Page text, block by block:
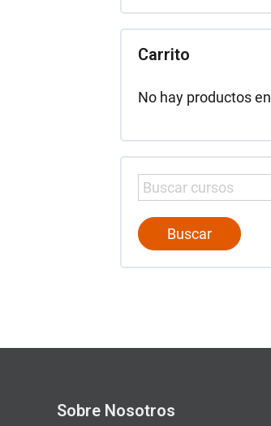
Carrito
No hay productos
Sobre Nosotros